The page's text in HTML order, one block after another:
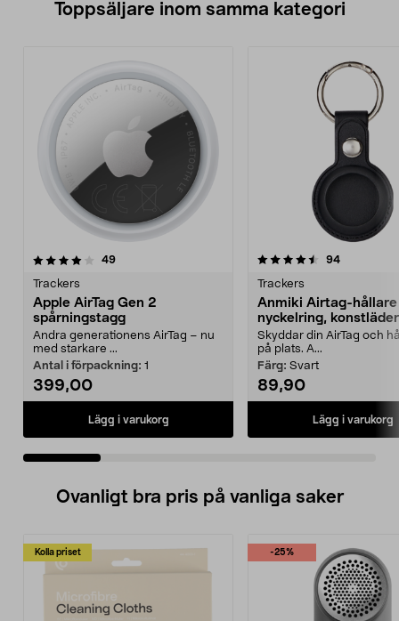
Toppsäljare inom samma kategori
49recensioner
Trackers
Apple AirTag Gen 2
spårningstagg
Andra generationens AirTag – nu
med starkare ...
Antal i förpackning: 1
399,00
Lägg i varukorg
4.5 av 5 stjärnor 94recensioner
Trackers
Anmiki Airtag-hållare
nyckelring, konstläder
Skyddar din AirTag och
på plats. A...
Färg: Svart
89,90
Lägg i varukorg
4.0 av 5 stjärnor
Ovanligt bra pris på vanliga saker
Kolla priset -25%